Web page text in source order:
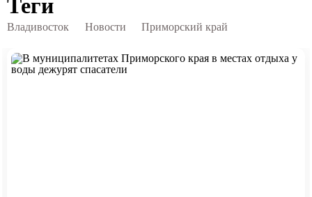
Теги
Владивосток Новости Приморский край